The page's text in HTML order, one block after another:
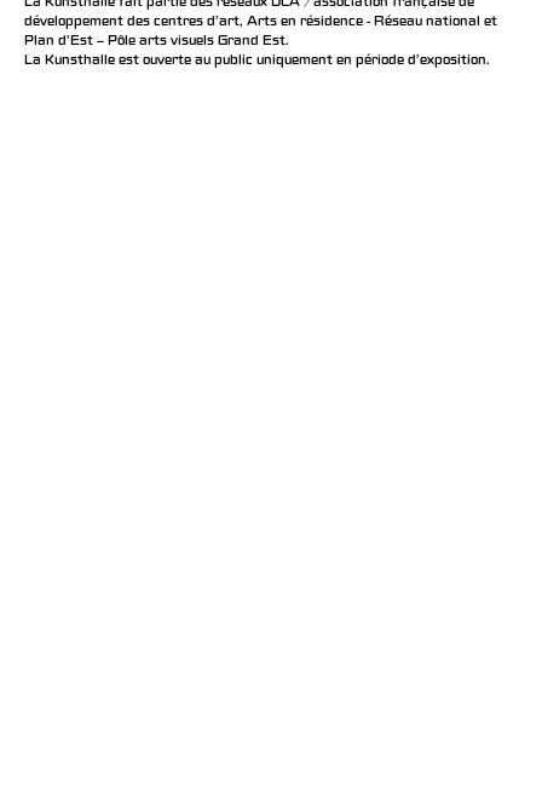
développement des centres d'art, Arts en résidence - Réseau national et
Plan d’Est – Pôle arts visuels Grand Est.
La Kunsthalle est ouverte au public uniquement en période d'exposition.